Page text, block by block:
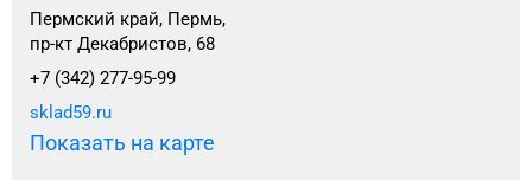
Пермский край, Пермь,
пр-кт Декабристов, 68
+7 (342) 277-95-99
sklad59.ru
Показать на карте